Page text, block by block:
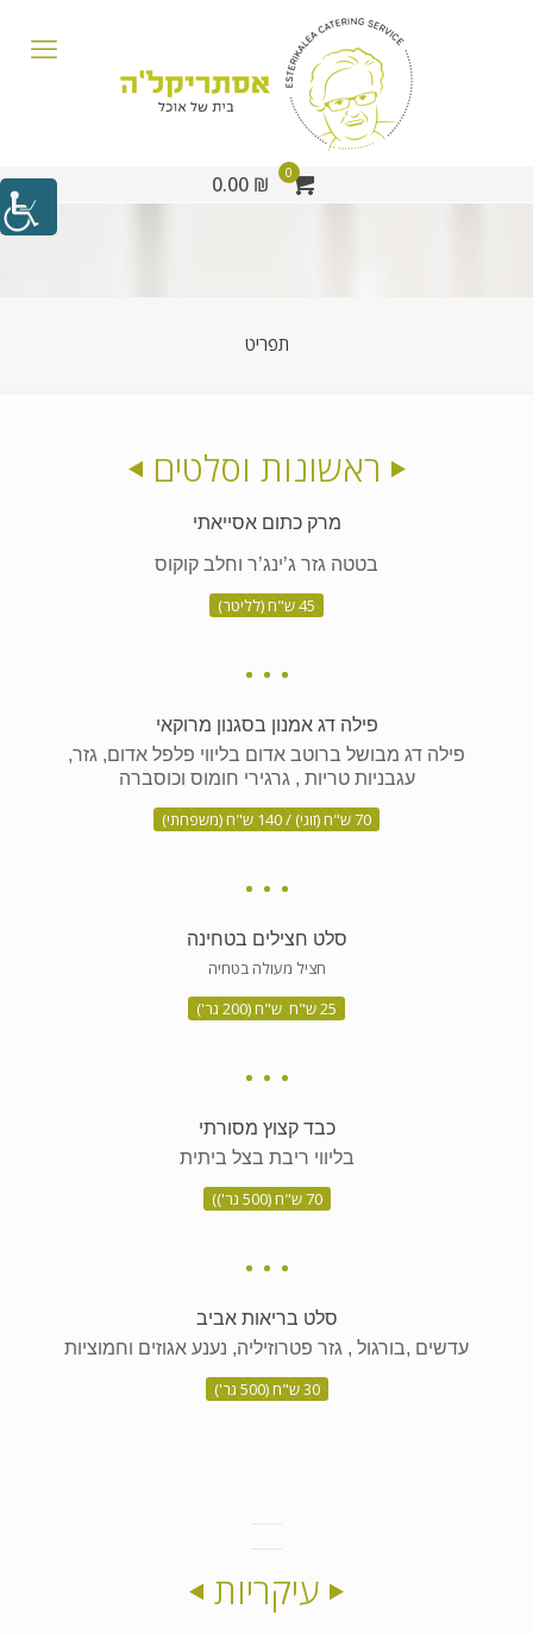
0
₪ 0.00
תפריט
ראשונות וסלטים
מרק כתום אסייאתי
בטטה גזר ג’ינג’ר וחלב קוקוס
45 ש"ח (לליטר)
פילה דג אמנון בסגנון מרוקאי
פילה דג מבושל ברוטב אדום בליווי פלפל אדום, גזר,
עגבניות טריות , גרגירי חומוס וכוסברה
70 ש"ח (זוגי) / 140 ש"ח (משפחתי)
סלט חצילים בטחינה
חציל מעולה בטחיה
25 ש"ח ש"ח (200 גר')
כבד קצוץ מסורתי
בליווי ריבת בצל ביתית
70 ש"ח (500 גר'))
סלט בריאות אביב
עדשים ,בורגול , גזר פטרוזיליה, נענע אגוזים וחמוציות
30 ש"ח (500 גר')
עיקריות